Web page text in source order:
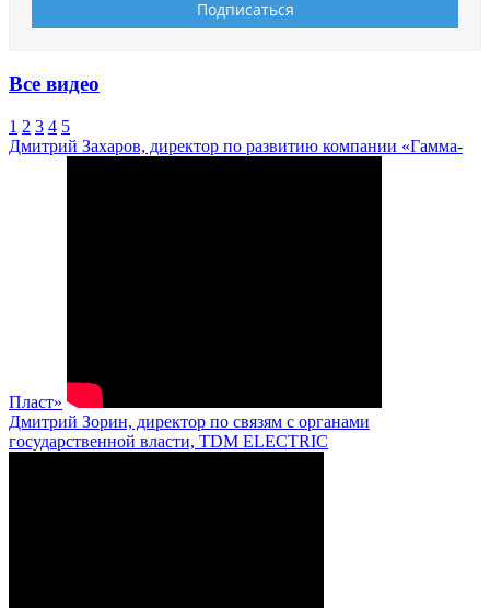
Все видео
1 2 3 4 5
Дмитрий Захаров, директор по развитию компании «Гамма-
Пласт»
Дмитрий Зорин, директор по связям с органами
государственной власти, TDM ELECTRIC